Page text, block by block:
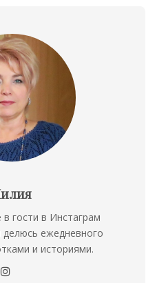
гости в Инстаграм
делюсь ежедневного
и историями.